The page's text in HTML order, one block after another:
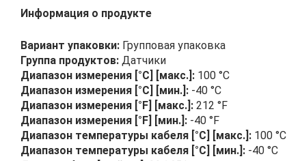
Информация о продукте
Вариант упаковки: Групповая упаковка
Группа продуктов: Датчики
Диапазон измерения [°C] [макс.]: 100 °C
Диапазон измерения [°C] [мин.]: -40 °C
Диапазон измерения [°F] [макс.]: 212 °F
Диапазон измерения [°F] [мин.]: -40 °F
Диапазон температуры кабеля [°C] [макс.]: 100 °C
Диапазон температуры кабеля [°C] [мин.]: -40 °C